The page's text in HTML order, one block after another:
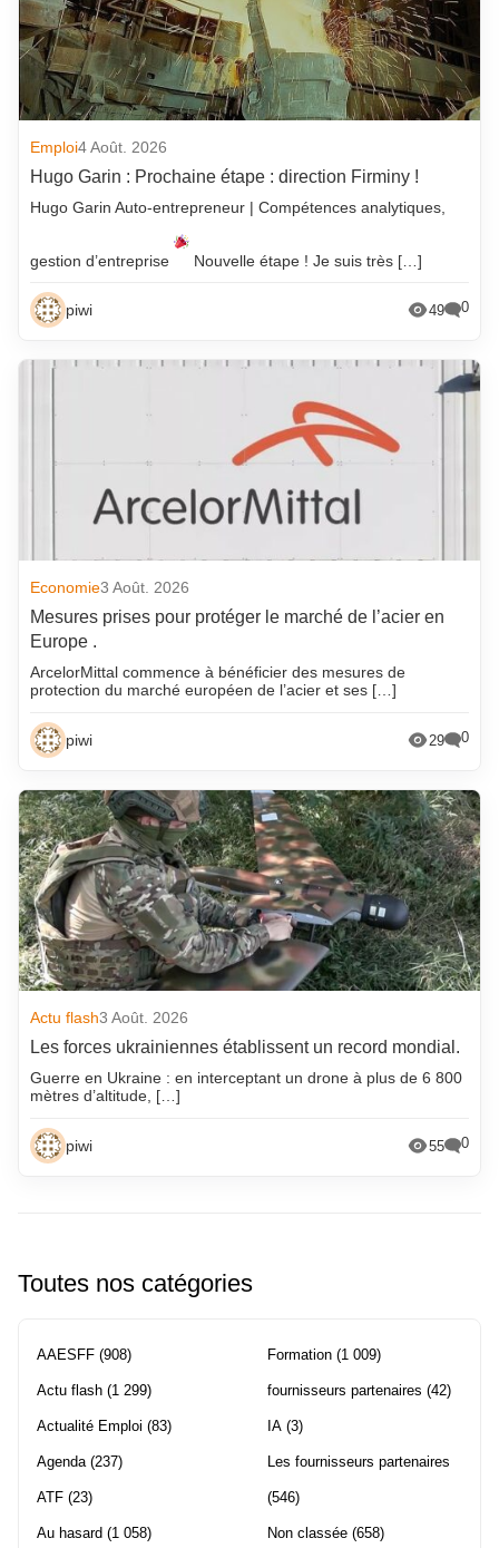
Emploi4 Août. 2026
Hugo Garin : Prochaine étape : direction Firminy !
Hugo Garin Auto-entrepreneur | Compétences analytiques,
gestion d’entreprise Nouvelle étape ! Je suis très […]
piwi 49 0
Economie3 Août. 2026
Mesures prises pour protéger le marché de l’acier en
Europe .
ArcelorMittal commence à bénéficier des mesures de
protection du marché européen de l’acier et ses […]
piwi 29 0
Actu flash3 Août. 2026
Les forces ukrainiennes établissent un record mondial.
Guerre en Ukraine : en interceptant un drone à plus de 6 800
mètres d’altitude, […]
piwi 55 0
Toutes nos catégories
AAESFF (908)
Actu flash (1 299)
Actualité Emploi (83)
Agenda(237)
ATF (23)
Au hasard (1 058)
Formation (1 009)
fournisseurs partenaires (42)
IA (3)
Les fournisseurs partenaires
(546)
Non classée (658)